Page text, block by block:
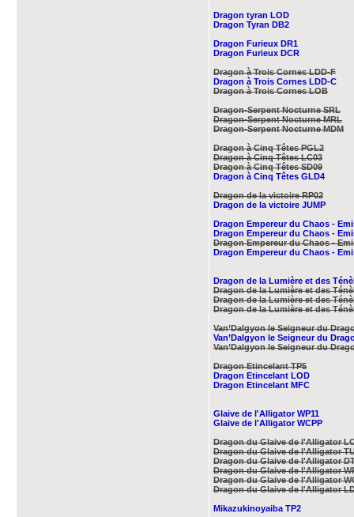
Dragon tyran LOD
Dragon Tyran DB2
Dragon Furieux DR1
Dragon Furieux DCR
Dragon à Trois Cornes LDD-F
Dragon à Trois Cornes LDD-C
Dragon à Trois Cornes LOB
Dragon-Serpent Nocturne SRL
Dragon-Serpent Nocturne MRL
Dragon-Serpent Nocturne MDM
Dragon à Cinq Têtes PGL2
Dragon à Cinq Têtes LC03
Dragon à Cinq Têtes SD09
Dragon à Cinq Têtes GLD4
Dragon de la victoire RP02
Dragon de la victoire JUMP
Dragon Empereur du Chaos -
Dragon Empereur du Chaos -
Dragon Empereur du Chaos -
Dragon Empereur du Chaos -
Dragon de la Lumière et des
Dragon de la Lumière et des
Dragon de la Lumière et des
Dragon de la Lumière et des
Van’Dalgyon le Seigneur du
Van’Dalgyon le Seigneur du
Van’Dalgyon le Seigneur du
Dragon Etincelant TP5
Dragon Etincelant LOD
Dragon Etincelant MFC
Glaive de l'Alligator WP11
Glaive de l'Alligator WCPP
Dragon du Glaive de l'Alligator
Dragon du Glaive de l'Alligator
Dragon du Glaive de l'Alligator
Dragon du Glaive de l'Alligator
Dragon du Glaive de l'Alligator
Dragon du Glaive de l'Alligator
Mikazukinoyaiba TP2